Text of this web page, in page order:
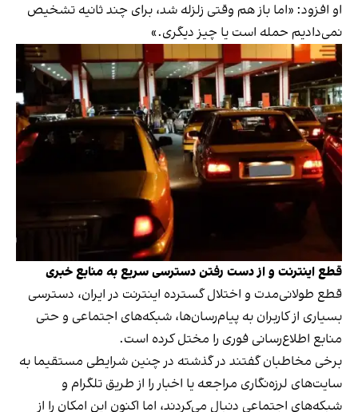
او افزود: «اما باز هم وقتی زلزله شد، برای چند ثانیه تشخیص
نمی‌دادیم حمله است یا چیز دیگری.»
قطع اینترنت و از دست رفتن دسترسی سریع به منابع خبری
قطع طولانی‌مدت و اختلال گسترده اینترنت در ایران، دسترسی
بسیاری از کاربران به پیام‌رسان‌ها، شبکه‌های اجتماعی و حتی
منابع اطلاع‌رسانی فوری را مختل کرده است.
برخی مخاطبان گفتند در گذشته در چنین شرایطی مستقیما به
سایت‌های لرزه‌نگاری مراجعه یا اخبار را از طریق تلگرام و
شبکه‌های اجتماعی دنبال می‌کردند، اما اکنون این امکان را از